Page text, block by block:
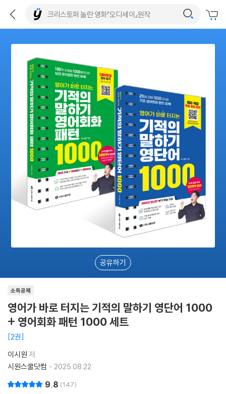
공유하기
소득공제
영어가 바로 터지는 기적의 말하기 영단어 1000
+ 영어회화 패턴 1000 세트
2권
이시원 저
시원스쿨닷컴
2025.08.22.
9.8 147